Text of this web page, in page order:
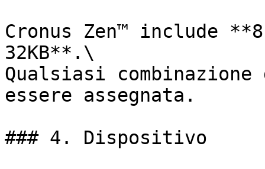
Cronus Zen™ include
32KB**.\
Qualsiasi
essere assegnata.
### 4. Dispositivo